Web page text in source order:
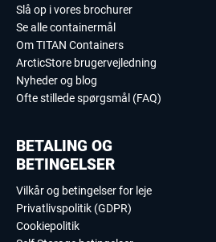
Slå op i vores brochurer
Se alle containermål
Om TITAN Containers
ArcticStore brugervejledning
Nyheder og blog
Ofte stillede spørgsmål (FAQ)
BETALING OG
BETINGELSER
Vilkår og betingelser for leje
Privatlivspolitik (GDPR)
Cookiepolitik